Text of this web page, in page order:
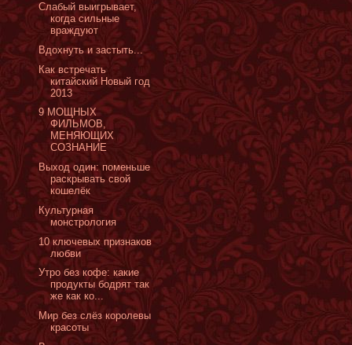
Слабый выигрывает,
когда сильные
враждуют
Вдохнуть и застыть...
Как встречать
китайский Новый год
2013
‎9 МОЩНЫХ
ФИЛЬМОВ,
МЕНЯЮЩИХ
СОЗНАНИЕ
Выход один: поменьше
раскрывать свой
кошелёк
Культурная
монстрология
10 ключевых признаков
любви
Утро без кофе: какие
продукты бодрят так
же как ко...
Мир без слёз королевы
красоты